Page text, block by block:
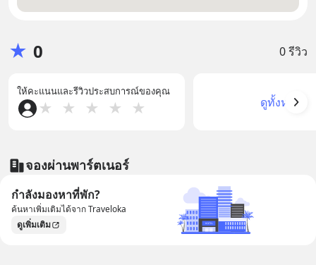
★ 0 0 รีวิว
ให้คะแนนและรีวิวประสบการณ์ของคุณ
★ ★ ★ ★ ★ ดูทั้งหมด
จองผ่านพาร์ตเนอร์
กำลังมองหาที่พัก?
ค้นหาเพิ่มเติมได้จาก Traveloka
ดูเพิ่มเติม